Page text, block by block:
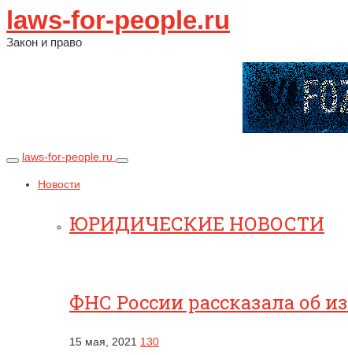
laws-for-people.ru
Закон и право
laws-for-people.ru
Новости
ЮРИДИЧЕСКИЕ НОВОСТИ
ФНС России рассказала об
15 мая, 2021 130